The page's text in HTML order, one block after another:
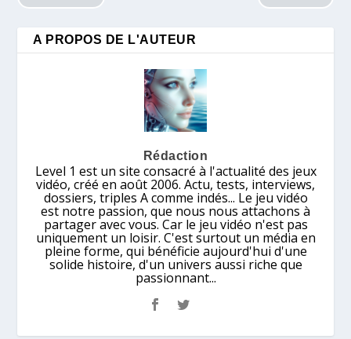
A PROPOS DE L'AUTEUR
Rédaction
Level 1 est un site consacré à l'actualité des jeux
vidéo, créé en août 2006. Actu, tests, interviews,
dossiers, triples A comme indés... Le jeu vidéo
est notre passion, que nous nous attachons à
partager avec vous. Car le jeu vidéo n'est pas
uniquement un loisir. C'est surtout un média en
pleine forme, qui bénéficie aujourd'hui d'une
solide histoire, d'un univers aussi riche que
passionnant...